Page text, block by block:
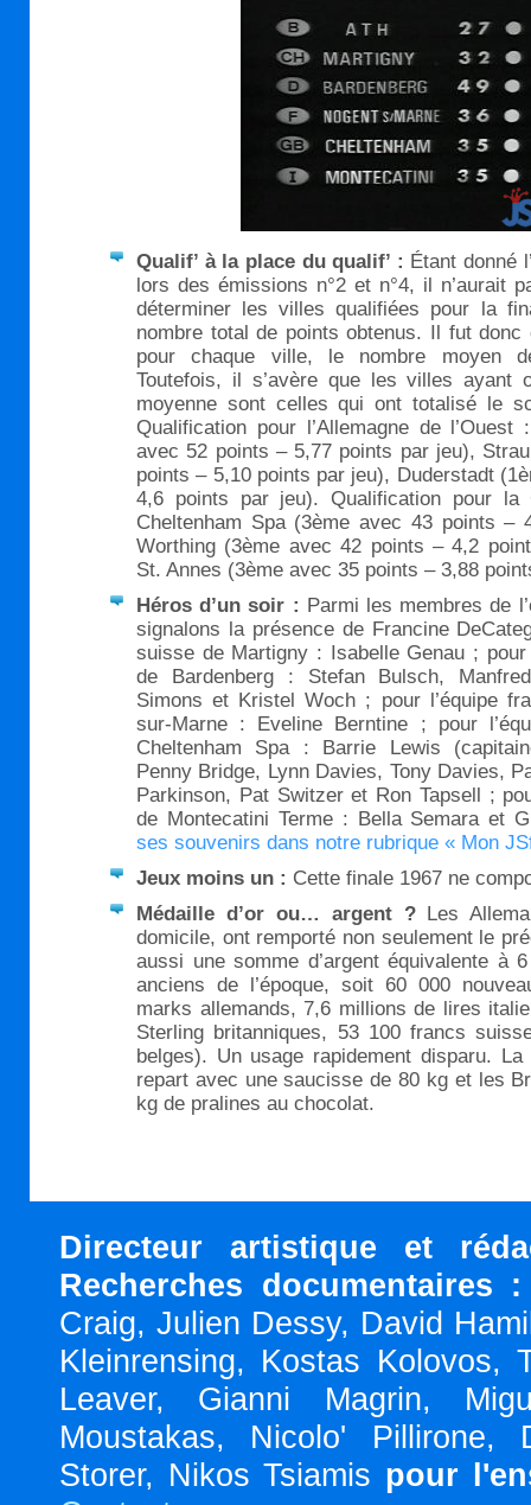
Qualif’ à la place du qualif’ : Étant donné
lors des émissions n°2 et n°4, il n’aurait
déterminer les villes qualifiées pour la
nombre total de points obtenus. Il fut donc
pour chaque ville, le nombre moyen
Toutefois, il s’avère que les villes ayant
moyenne sont celles qui ont totalisé le
Qualification pour l’Allemagne de l’Ouest
avec 52 points – 5,77 points par jeu),
points – 5,10 points par jeu), Duderstadt
4,6 points par jeu). Qualification pour la
Cheltenham Spa (3ème avec 43 points –
Worthing (3ème avec 42 points – 4,2
St. Annes (3ème avec 35 points – 3,88
Héros d’un soir : Parmi les membres de
signalons la présence de Francine
suisse de Martigny : Isabelle Genau ; pour
de Bardenberg : Stefan Bulsch,
Simons et Kristel Woch ; pour l’équipe
sur-Marne : Eveline Berntine ; pour
Cheltenham Spa : Barrie Lewis
Penny Bridge, Lynn Davies, Tony Davies,
Parkinson, Pat Switzer et Ron Tapsell ;
de Montecatini Terme : Bella Semara et
ses souvenirs dans notre rubrique « Mon
Jeux moins un : Cette finale 1967 ne
Médaille d’or ou… argent ? Les
domicile, ont remporté non seulement le
aussi une somme d’argent équivalente à
anciens de l’époque, soit 60 000
marks allemands, 7,6 millions de lires
Sterling britanniques, 53 100 francs
belges). Un usage rapidement disparu. La
repart avec une saucisse de 80 kg et les
kg de pralines au chocolat.
Directeur artistique et
Recherches documentaires :
Craig, Julien Dessy, David
Kleinrensing, Kostas Kolovos,
Leaver, Gianni Magrin,
Moustakas, Nicolo' Pillirone,
Storer, Nikos Tsiamis pour